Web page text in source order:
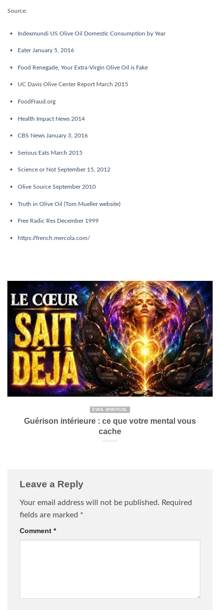
Source:
Indexmundi US Olive Oil Domestic Consumption by Year
Eater January 5, 2016
Food Renegade, Your Extra-Virgin Olive Oil is Fake
UC Davis Olive Center Report March 2015
FoodFraud.org
Health Impact News 2014
CBS News January 3, 2016
Serious Eats March 2015
Science or Not September 15, 2012
Olive Source September 2010
Truth in Olive Oil (Tom Mueller website)
Free Radic Res December 1999
https://french.mercola.com/
ÉVEIL SPIRITUEL
Guérison intérieure : ce que votre mental vous
cache
Leave a Reply
Your email address will not be published. Required
fields are marked *
Comment *